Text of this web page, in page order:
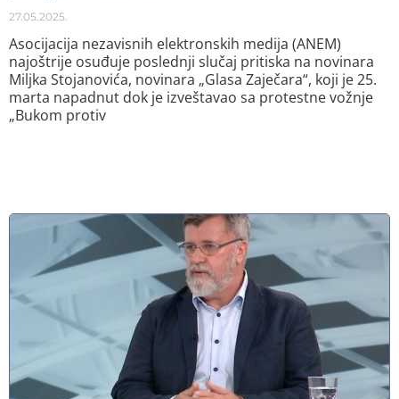
27.05.2025.
Asocijacija nezavisnih elektronskih medija (ANEM)
najoštrije osuđuje poslednji slučaj pritiska na novinara
Miljka Stojanovića, novinara „Glasa Zaječara“, koji je 25.
marta napadnut dok je izveštavao sa protestne vožnje
„Bukom protiv